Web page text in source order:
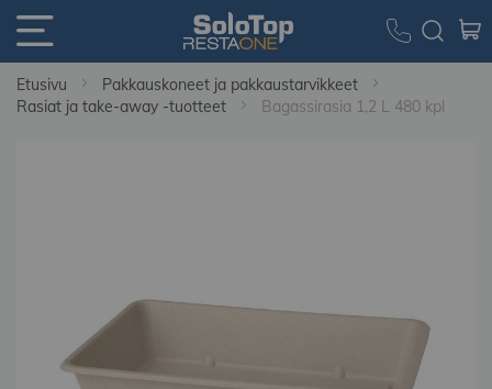
Etusivu
Pakkauskoneet ja pakkaustarvikkeet
Rasiat ja take-away -tuotteet
Bagassirasia 1,2 L 480 kpl